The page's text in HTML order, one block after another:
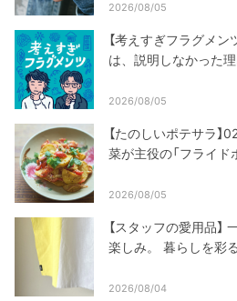
2026/08/05
【考えすぎフラグメン
は、説明しなかった
2026/08/05
【たのしいポテサラ
菜が主役の「フライド
2026/08/05
【スタッフの愛用品
楽しみ。 暮らしを彩
2026/08/04